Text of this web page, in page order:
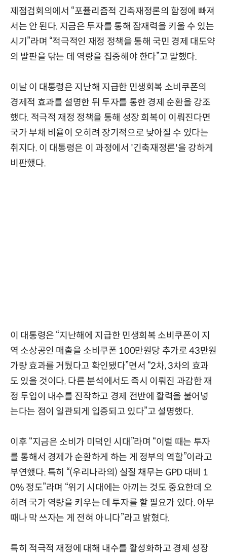
제점검회의에서 “포퓰리즘적 긴축재정론의 함정에 빠져
서는 안 된다. 지금은 투자를 통해 잠재력을 키울 수 있는
시기”라며 “적극적인 재정 정책을 통해 국민 경제 대도약
의 발판을 닦는 데 역량을 집중해야 한다”고 말했다.
이날 이 대통령은 지난해 지급한 민생회복 소비쿠폰의
경제적 효과를 설명한 뒤 투자를 통한 경제 순환을 강조
했다. 적극적 재정 정책을 통해 성장 회복이 이뤄진다면
국가 부채 비율이 오히려 장기적으로 낮아질 수 있다는
취지다. 이 대통령은 이 과정에서 '긴축재정론'을 강하게
비판했다.
이 대통령은 “지난해에 지급한 민생회복 소비쿠폰이 지
역 소상공인 매출을 소비쿠폰 100만원당 추가로 43만원
가량 효과를 거뒀다고 확인됐다”면서 “2차, 3차의 효과
도 있을 것이다. 다른 분석에서도 즉시 이뤄진 과감한 재
정 투입이 내수를 진작하고 경제 전반에 활력을 불어넣
는다는 점이 일관되게 입증되고 있다”고 설명했다.
이후 “지금은 소비가 미덕인 시대”라며 “이럴 때는 투자
를 통해서 경제가 순환하게 하는 게 정부의 역할”이라고
부연했다. 특히 “(우리나라의) 실질 채무는 GPD 대비 1
0% 정도”라며 “위기 시대에는 아끼는 것도 중요한데 오
히려 국가 역량을 키우는 데 투자를 할 필요가 있다. 아무
때나 막 쓰자는 게 전혀 아니다”라고 밝혔다.
특히 적극적 재정에 대해 내수를 활성화하고 경제 성장